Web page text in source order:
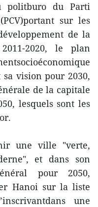
politburo du Parti
sur les
de la
2020, le plan
vision pour 2030,
de la capitale
lesquels sont les
une ville "verte,
et dans son
pour 2050,
Hanoi sur la liste
une